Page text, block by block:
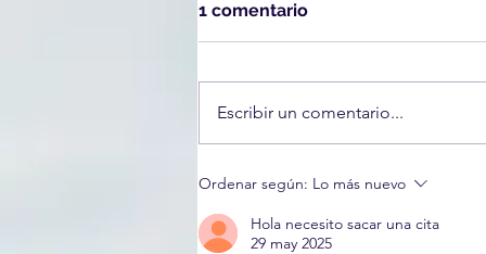
¿Qué hacer si ICE llega a tu
casa o te detiene en la
calle?
1 comentario
Escribir un comentario...
Ordenar según: Lo más nuevo
Hola necesito sacar una cita
29 may 2025